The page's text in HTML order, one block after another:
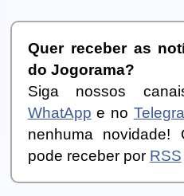
Quer receber as
do Jogorama?
Siga nossos
WhatApp e no
nenhuma
pode receber por RSS